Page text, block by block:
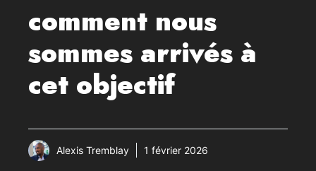
comment nous
sommes arrivés à
cet objectif
Alexis Tremblay 1 février 2026